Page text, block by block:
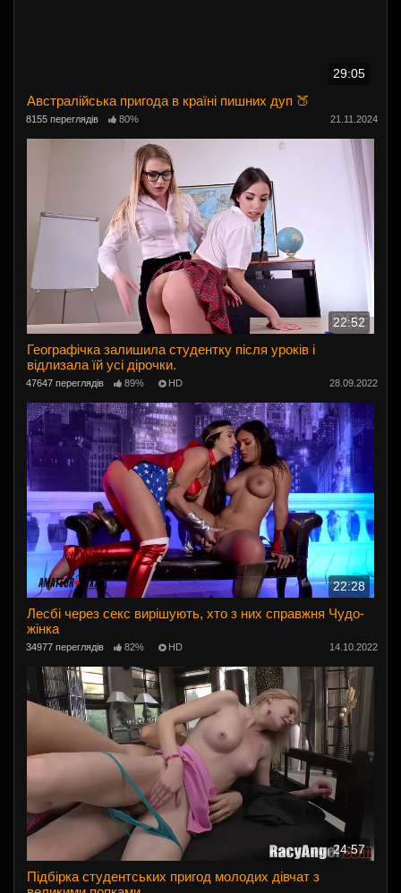
29:05
Австралійська пригода в країні пишних дуп 🍑
8155 переглядів 80% 21.11.2024
22:52
Географічка залишила студентку після уроків і
відлизала їй усі дірочки.
47647 переглядів 89% HD 28.09.2022
22:28
Лесбі через секс вирішують, хто з них справжня Чудо-
жінка
34977 переглядів 82% HD 14.10.2022
24:57
Підбірка студентських пригод молодих дівчат з